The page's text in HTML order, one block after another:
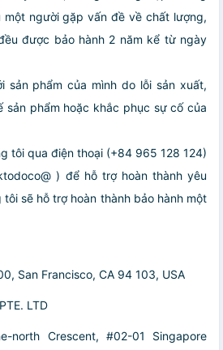
một người gặp vấn đề về chất lượng,
được bảo hành 2 năm kể từ ngày
sản phẩm của mình do lỗi sản xuất,
sản phẩm hoặc khắc phục sự cố của
tôi qua điện thoại (+84 965 128 124)
) để hỗ trợ hoàn thành yêu
sẽ hỗ trợ hoàn thành bảo hành một
San Francisco, CA 94 103, USA
LTD
north Crescent, #02-01 Singapore